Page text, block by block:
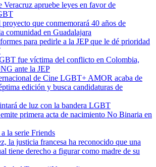
Veracruz apruebe leyes en favor de
proyecto que conmemorará 40 años de
comunidad en Guadalajara
para pedirle a la JEP que le dé prioridad
fue víctima del conflicto en Colombia,
ante la JEP
de Cine LGBT+ AMOR acaba de
edición y busca candidaturas de
de luz con la bandera LGBT
primera acta de nacimiento No Binaria en
la serie Friends
la justicia francesa ha reconocido que una
tiene derecho a figurar como madre de su